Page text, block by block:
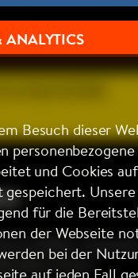
ANALYTICS
& Hidden
setzen:
Besuch dieser
und Cookies
gespeichert.
für die
der Webseite
bei der